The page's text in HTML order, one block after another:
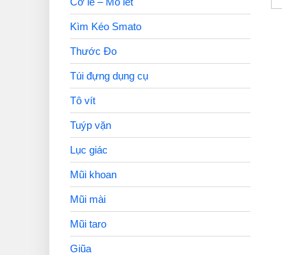
Kìm Kéo Smato
Thước Đo
Túi đựng dụng cụ
Tô vít
Tuýp vặn
Lục giác
Mũi khoan
Mũi mài
Mũi taro
Giũa